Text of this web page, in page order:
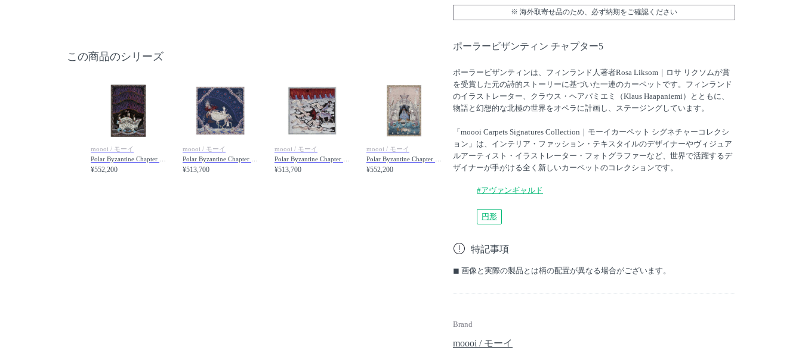
※ 海外取寄せ品のため、必ず納期をご確認ください
ポーラービザンティン チャプター5
ポーラービザンティンは、フィンランド人著者Rosa Liksom｜ロサ リクソムが賞
を受賞した元の詩的ストーリーに基づいた一連のカーペットです。フィンランド
のイラストレーター、クラウス・ヘアパミエミ（Klaus Haapaniemi）とともに、
物語と幻想的な北極の世界をオペラに計画し、ステージングしています。
「moooi Carpets Signatures Collection｜モーイカーペット シグネチャーコレクシ
ョン」は、インテリア・ファッション・テキスタイルのデザイナーやヴィジュア
ルアーティスト・イラストレーター・フォトグラファーなど、世界で活躍するデ
ザイナーが手がける全く新しいカーペットのコレクションです。
#アヴァンギャルド
円形
特記事項
◼︎ 画像と実際の製品とは柄の配置が異なる場合がございます。
Brand
moooi / モーイ
この商品のシリーズ
moooi / モーイ
¥552,200
moooi / モーイ
¥513,700
moooi / モーイ
¥513,700
moooi / モーイ
¥552,200